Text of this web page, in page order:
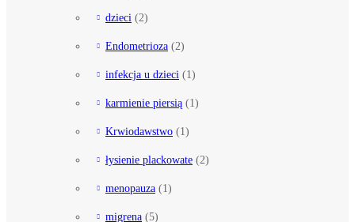
dzieci (2)
Endometrioza (2)
infekcja u dzieci (1)
karmienie piersią (1)
Krwiodawstwo (1)
łysienie plackowate (2)
menopauza (1)
migrena (5)